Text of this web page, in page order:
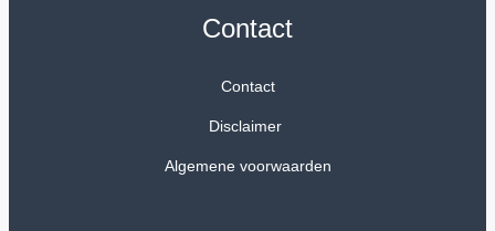
Contact
Contact
Disclaimer
Algemene voorwaarden